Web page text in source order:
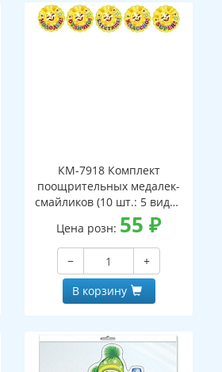
КМ-7918 Комплект
поощрительных медалек-
смайликов (10 шт.: 5 видов
по 2 шт.)
Цена розн: 55₽
−
+
В корзину